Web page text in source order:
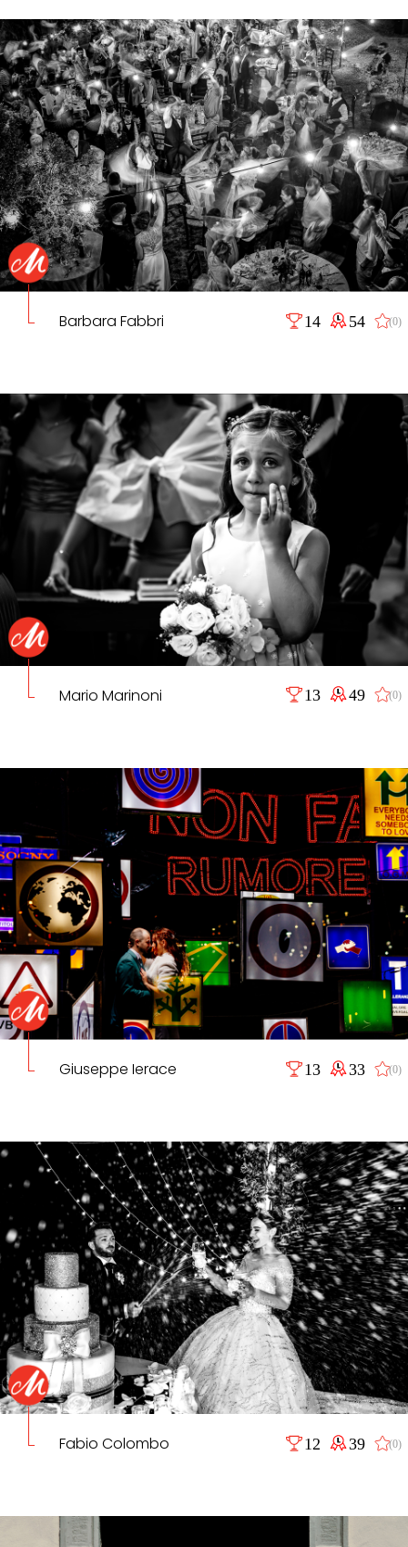
Barbara Fabbri 14 54 (0)
Mario Marinoni 13 49 (0)
Giuseppe Ierace 13 33 (0)
Fabio Colombo 12 39 (0)